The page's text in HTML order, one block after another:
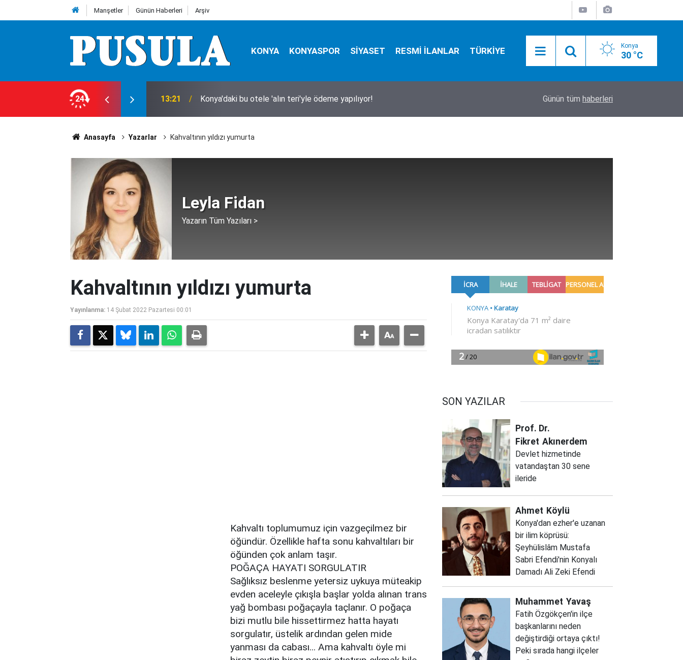
Manşetler Günün Haberleri Arşiv
KONYA KONYASPOR SİYASET RESMİ İLANLAR TÜRKİYE Konya
30 °C
24
10 numara krizi! 13:21 Konya'daki bu otele 'alın teri'yle ödeme yapılıyor! Zeynep Sönmez Kanada'ya veda etti
Günün tüm haberleri
Anasayfa Yazarlar Kahvaltının yıldızı yumurta
Leyla Fidan
Yazarın Tüm Yazıları >
Kahvaltının yıldızı yumurta
Yayınlanma: 14 Şubat 2022 Pazartesi 00:01
Kahvaltı toplumumuz için vazgeçilmez bir
öğündür. Özellikle hafta sonu kahvaltıları bir
öğünden çok anlam taşır.
POĞAÇA HAYATI SORGULATIR
Sağlıksız beslenme yetersiz uykuya müteakip
evden aceleyle çıkışla başlar yolda alınan trans
yağ bombası poğaçayla taçlanır. O poğaça
bizi mutlu bile hissettirmez hatta hayatı
sorgulatır, üstelik ardından gelen mide
yanması da cabası... Ama kahvaltı öyle mi
SON YAZILAR
Prof. Dr.
Fikret Akınerdem
Devlet hizmetinde
vatandaştan 30 sene
ileride
Ahmet Köylü
Konya'dan ezher'e uzanan
bir ilim köprüsü:
Şeyhülislâm Mustafa
Sabri Efendi'nin Konyalı
Damadı Ali Zeki Efendi
Muhammet Yavaş
Fatih Özgökçen'in ilçe
başkanlarını neden
değiştirdiği ortaya çıktı!
Peki sırada hangi ilçeler